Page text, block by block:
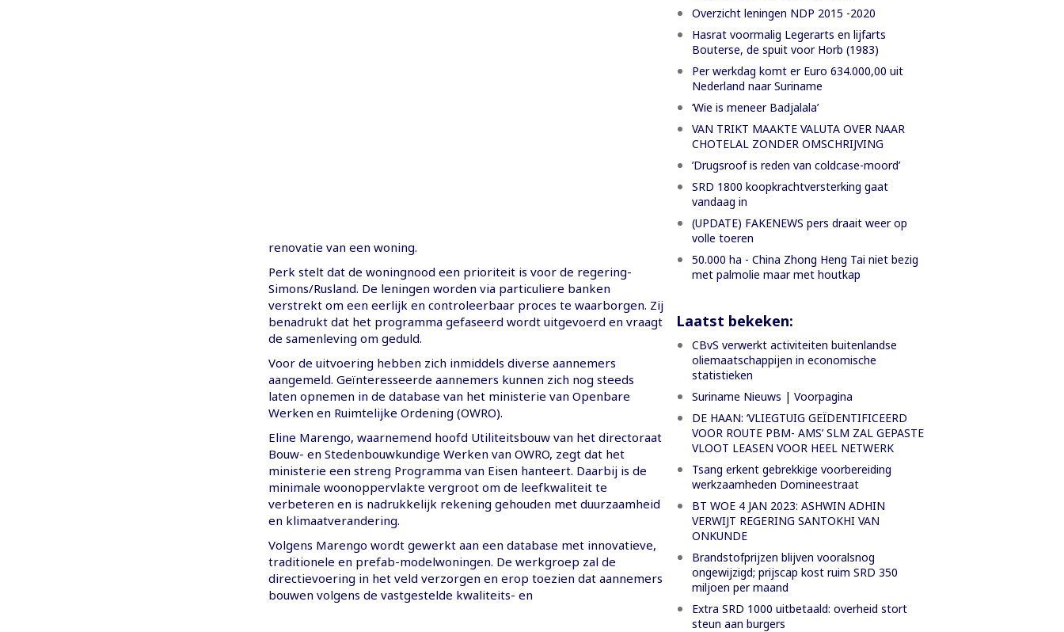
renovatie van een woning.
Perk stelt dat de woningnood een prioriteit is voor de regering-
Simons/Rusland. De leningen worden via particuliere banken
verstrekt om een eerlijk en controleerbaar proces te waarborgen. Zij
benadrukt dat het programma gefaseerd wordt uitgevoerd en vraagt
de samenleving om geduld.
Voor de uitvoering hebben zich inmiddels diverse aannemers
aangemeld. Geïnteresseerde aannemers kunnen zich nog steeds
laten opnemen in de database van het ministerie van Openbare
Werken en Ruimtelijke Ordening (OWRO).
Eline Marengo, waarnemend hoofd Utiliteitsbouw van het directoraat
Bouw- en Stedenbouwkundige Werken van OWRO, zegt dat het
ministerie een streng Programma van Eisen hanteert. Daarbij is de
minimale woonoppervlakte vergroot om de leefkwaliteit te
verbeteren en is nadrukkelijk rekening gehouden met duurzaamheid
en klimaatverandering.
Volgens Marengo wordt gewerkt aan een database met innovatieve,
traditionele en prefab-modelwoningen. De werkgroep zal de
directievoering in het veld verzorgen en erop toezien dat aannemers
bouwen volgens de vastgestelde kwaliteits- en
Overzicht leningen NDP 2015 -2020
Hasrat voormalig Legerarts en lijfarts
Bouterse, de spuit voor Horb (1983)
Per werkdag komt er Euro 634.000,00 uit
Nederland naar Suriname
‘Wie is meneer Badjalala’
VAN TRIKT MAAKTE VALUTA OVER NAAR
CHOTELAL ZONDER OMSCHRIJVING
’Drugsroof is reden van coldcase-moord’
SRD 1800 koopkrachtversterking gaat
vandaag in
(UPDATE) FAKENEWS pers draait weer op
volle toeren
50.000 ha - China Zhong Heng Tai niet bezig
met palmolie maar met houtkap
Laatst bekeken:
CBvS verwerkt activiteiten buitenlandse
oliemaatschappijen in economische
statistieken
Suriname Nieuws | Voorpagina
DE HAAN: ‘VLIEGTUIG GEÏDENTIFICEERD
VOOR ROUTE PBM- AMS’ SLM ZAL GEPASTE
VLOOT LEASEN VOOR HEEL NETWERK
Tsang erkent gebrekkige voorbereiding
werkzaamheden Domineestraat
BT WOE 4 JAN 2023: ASHWIN ADHIN
VERWIJT REGERING SANTOKHI VAN
ONKUNDE
Brandstofprijzen blijven vooralsnog
ongewijzigd; prijscap kost ruim SRD 350
miljoen per maand
Extra SRD 1000 uitbetaald: overheid stort
steun aan burgers